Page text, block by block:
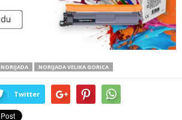
NORIJADA NORIJADA VELIKA GORICA
Twitter